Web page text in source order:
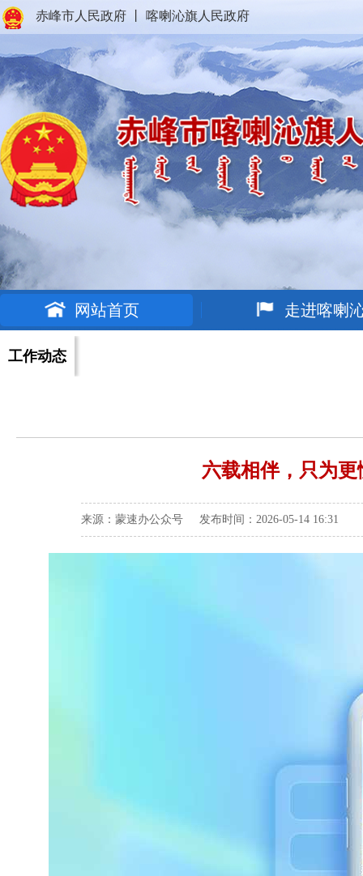
赤峰市人民政府 喀喇沁旗人民政府
网站首页 走进喀喇
工作动态
六载相伴，只为
来源：蒙速办公众号 发布时间：2026-05-14 16:31